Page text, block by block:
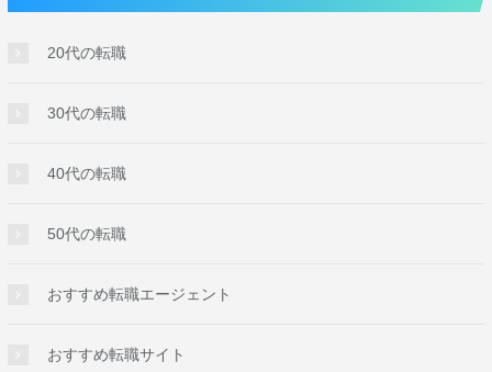
20代の転職
30代の転職
40代の転職
50代の転職
おすすめ転職エージェント
おすすめ転職サイト